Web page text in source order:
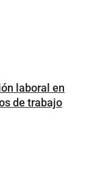
laboral en
de trabajo